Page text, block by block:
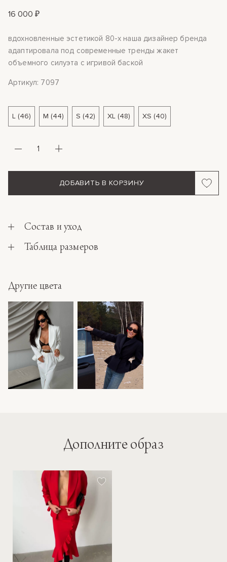
16 000 ₽
вдохновленные эстетикой 80-х наша дизайнер бренда
адаптировала под современные тренды жакет
объемного силуэта с игривой баской
Артикул: 7097
L (46) M (44) S (42) XL (48) XS (40)
ДОБАВИТЬ В КОРЗИНУ
Состав и уход
Таблица размеров
Другие цвета
Дополните образ